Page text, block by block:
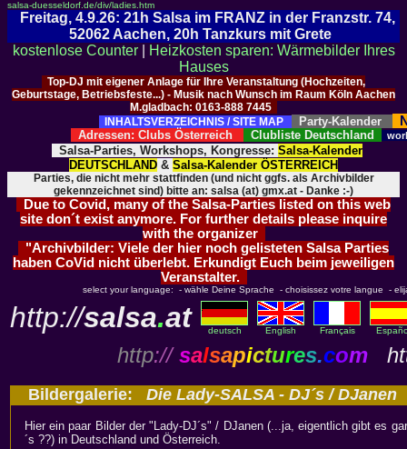
salsa-duesseldorf.de/div/ladies.htm
Freitag, 4.9.26: 21h Salsa im FRANZ in der Franzstr. 74,
52062 Aachen, 20h Tanzkurs mit Grete
kostenlose Counter|
Heizkosten sparen: Wärmebilder Ihres
Hauses
Top-DJ mit eigener Anlage für Ihre Veranstaltung (Hochzeiten,
Geburtstage, Betriebsfeste...) - Musik nach Wunsch im Raum Köln Aachen
M.gladbach: 0163-888 7445
INHALTSVERZEICHNIS / SITE MAP
Party-Kalender
Adressen: Clubs Österreich Clubliste Deutschland
Salsa-Parties, Workshops, Kongresse: Salsa-Kalender
DEUTSCHLAND & Salsa-Kalender ÖSTERREICH
Parties, die nicht mehr stattfinden (und nicht ggfs. als Archivbilder
gekennzeichnet sind) bitte an: salsa (at) gmx.at - Danke :-)
Due to Covid, many of the Salsa-Parties listed on this web
site don´t exist anymore. For further details please inquire
with the organizer
"Archivbilder: Viele der hier noch gelisteten Salsa Parties
haben CoVid nicht überlebt. Erkundigt Euch beim jeweiligen
Veranstalter.
select your language: - wähle Deine Sprache - choisissez votre langue -
http://salsa.at deutsch English Français
http:// salsapictures.com
Bildergalerie: Die Lady-SALSA - DJ´s / DJanen
Hier ein paar Bilder der "Lady-DJ´s" / DJanen (...ja, eigentlich gibt es
´s ??) in Deutschland und Österreich.